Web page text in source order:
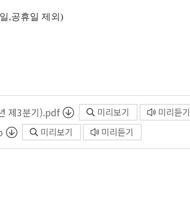
,공휴일 제외)
제3분기).pdf 미리보기 미리듣기
미리보기 미리듣기